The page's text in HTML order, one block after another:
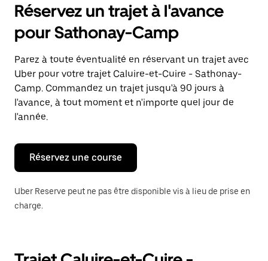
ouvrir
calendrier
et
sélectionner
une
date.
Appuyez
sur
la
touche
pour
fermer
calendrier.
Réservez un trajet à l'avance
pour Sathonay-Camp
Parez à toute éventualité en réservant un trajet avec
Uber pour votre trajet Caluire-et-Cuire - Sathonay-
Camp. Commandez un trajet jusqu'à 90 jours à
l'avance, à tout moment et n'importe quel jour de
l'année.
Réservez une course
Uber Reserve peut ne pas être disponible vis à lieu de prise en
charge.